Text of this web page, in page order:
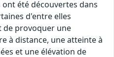
été découvertes dans
d'entre elles
provoquer une
à distance, une atteinte à
et une élévation de